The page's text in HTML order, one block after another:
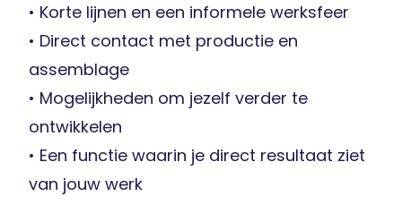
• Korte lijnen en een informele werksfeer
• Direct contact met productie en
assemblage
• Mogelijkheden om jezelf verder te
ontwikkelen
• Een functie waarin je direct resultaat ziet
van jouw werk